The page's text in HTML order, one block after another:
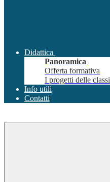
Didattica
Panoramica
Offerta formativa
I progetti delle classi
Info utili
Contatti